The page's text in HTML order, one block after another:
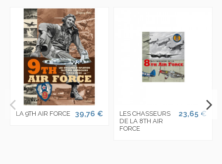
LA 9TH AIR FORCE 39,76 €
LES CHASSEURS
DE LA 8TH AIR
FORCE
23,65 €